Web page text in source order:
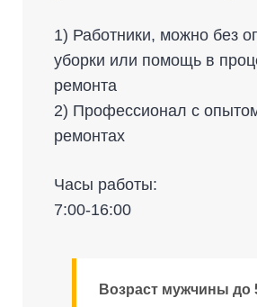
1) Работники, можно без
уборки или помощь в
ремонта
2) Профессионал с
ремонтах
Часы работы:
7:00-16:00
Возраст мужчины до